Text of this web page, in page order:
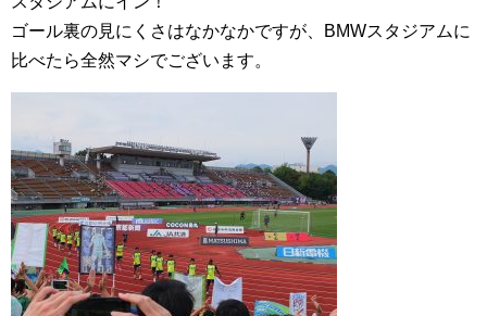
ゴール裏の見にくさはなかなかですが、BMWスタジアムに
比べたら全然マシでございます。